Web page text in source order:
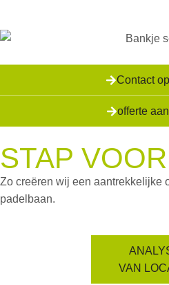
Contact
offerte
STAP
Zo creëren wij een aantrekkelijke
padelbaan.
VAN